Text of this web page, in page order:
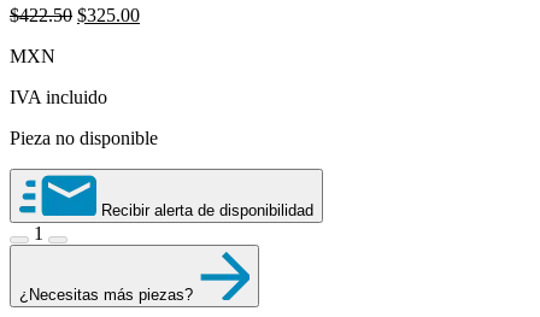
$422.50 Original
$325.00Current
MXN
IVA incluido
Pieza no disponible
Recibir alerta de disponibilidad
1
¿Necesitas más piezas?